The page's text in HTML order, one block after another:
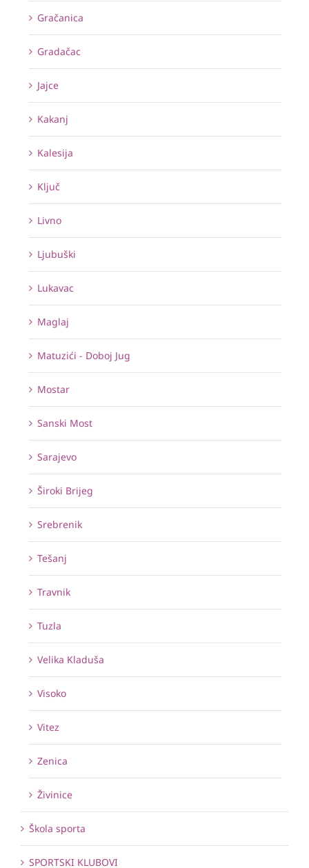
Gračanica
Gradačac
Jajce
Kakanj
Kalesija
Ključ
Livno
Ljubuški
Lukavac
Maglaj
Matuzići - Doboj Jug
Mostar
Sanski Most
Sarajevo
Široki Brijeg
Srebrenik
Tešanj
Travnik
Tuzla
Velika Kladuša
Visoko
Vitez
Zenica
Živinice
Škola sporta
SPORTSKI KLUBOVI